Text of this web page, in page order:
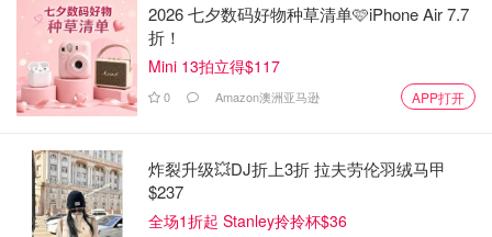
在店里试到这双鞋觉得眼前一亮， 细细的高跟和包腿的
设计和材质显得很优雅。 本来想买tieland,在大家的意见
下我买了这双。 穿了两次发现确实很好穿，但是就是这
个只适合凹造型，不适合爱大步流星走路的我。😄穿久
半价。 生气😤 同款还有豹纹图案。
2026 七夕数码好物种草清单🩷iPhone Air 7.7
折！
Mini 13拍立得$117
0 Amazon澳洲亚马逊 APP打开
炸裂升级💥DJ折上3折 拉夫劳伦羽绒马甲
$237
全场1折起 Stanley拎拎杯$36